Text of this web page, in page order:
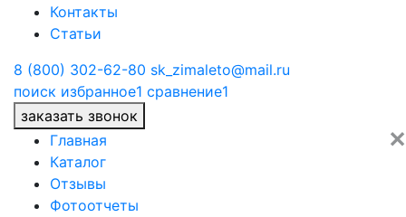
Контакты
Статьи
8 (800) 302-62-80 sk_zimaleto@mail.ru
поиск избранное1 сравнение1
заказать звонок
✕
Главная
Каталог
Отзывы
Фотоотчеты